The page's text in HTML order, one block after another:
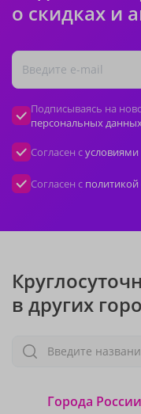
о скидках и
Подписываясь на
персональных
Согласен сусловиями
Согласен с
в других
Введите
Города России